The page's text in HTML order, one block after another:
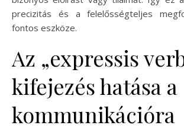
precizitás és a felelősségteljes
fontos eszköze.
Az „expressis
kifejezés hatása a
kommunikációra